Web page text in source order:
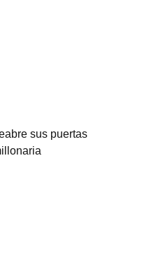
sus puertas